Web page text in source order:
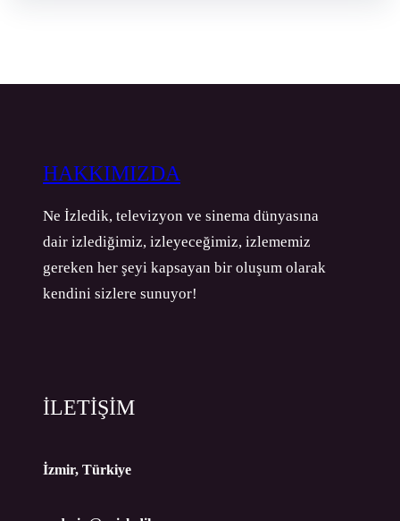
HAKKIMIZDA
Ne İzledik, televizyon ve sinema dünyasına
dair izlediğimiz, izleyeceğimiz, izlememiz
gereken her şeyi kapsayan bir oluşum olarak
kendini sizlere sunuyor!
İLETİŞİM
İzmir, Türkiye